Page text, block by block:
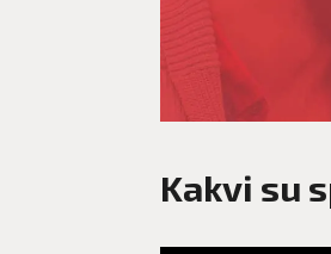
Kakvi su